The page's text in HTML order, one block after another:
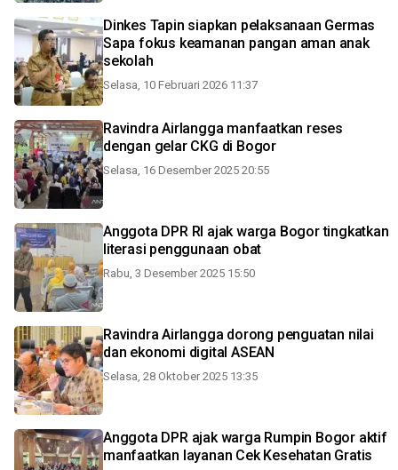
Dinkes Tapin siapkan pelaksanaan Germas
Sapa fokus keamanan pangan aman anak
sekolah
Selasa, 10 Februari 2026 11:37
Ravindra Airlangga manfaatkan reses
dengan gelar CKG di Bogor
Selasa, 16 Desember 2025 20:55
Anggota DPR RI ajak warga Bogor tingkatkan
literasi penggunaan obat
Rabu, 3 Desember 2025 15:50
Ravindra Airlangga dorong penguatan nilai
dan ekonomi digital ASEAN
Selasa, 28 Oktober 2025 13:35
Anggota DPR ajak warga Rumpin Bogor aktif
manfaatkan layanan Cek Kesehatan Gratis